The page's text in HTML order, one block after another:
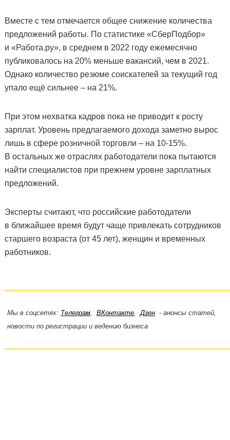
Вместе с тем отмечается общее снижение количества
предложений работы. По статистике «СберПодбор»
и «Работа.ру», в среднем в 2022 году ежемесячно
публиковалось на 20% меньше вакансий, чем в 2021.
Однако количество резюме соискателей за текущий год
упало ещё сильнее – на 21%.
При этом нехватка кадров пока не приводит к росту
зарплат. Уровень предлагаемого дохода заметно вырос
лишь в сфере розничной торговли – на 10-15%.
В остальных же отраслях работодатели пока пытаются
найти специалистов при прежнем уровне зарплатных
предложений.
Эксперты считают, что российские работодатели
в ближайшее время будут чаще привлекать сотрудников
старшего возраста (от 45 лет), женщин и временных
работников.
Мы в соцсетях: Телеграм, ВКонтакте,Дзен- анонсы статей,
новости по регистрации и ведению бизнеса